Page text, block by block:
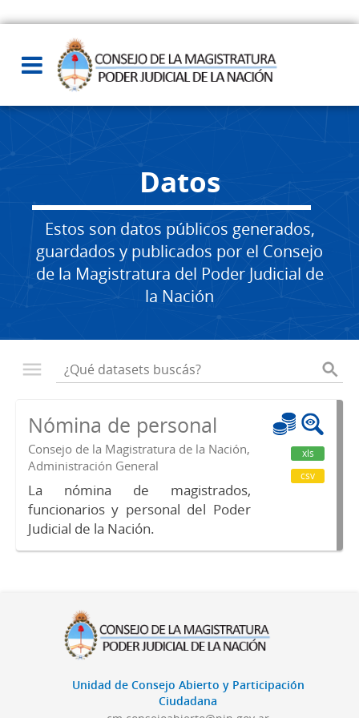
Datos
Estos son datos públicos generados,
guardados y publicados por el Consejo
de la Magistratura del Poder Judicial de
la Nación
Nómina de personal
Consejo de la Magistratura de la Nación,
Administración General
La nómina de magistrados,
funcionarios y personal del Poder
Judicial de la Nación.
xls
csv
Unidad de Consejo Abierto y Participación
Ciudadana